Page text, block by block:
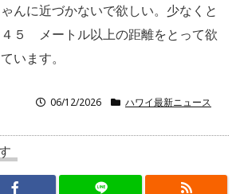
んに近づかないで欲しい。少なくと
５ メートル以上の距離をとって欲
います。
06/12/2026 ハワイ最新ニュース